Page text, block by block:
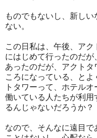
ものでもないし、新し
ない。
この日私は、午後、ア
にはじめて行ったのだ
あったのだが、アクト
ころになっている、と
トタワーって、ホテル
働いている人たちが利
るんじゃないだろうか？
なので、そんなに遠目